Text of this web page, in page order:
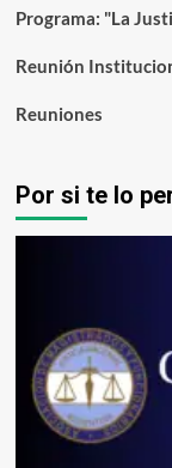
Programa: "La
Reunión
Reuniones
Por si te lo